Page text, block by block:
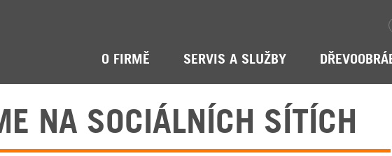
O FIRMĚ SERVIS A SLUŽBY
NA SOCIÁLNÍCH SÍTÍCH